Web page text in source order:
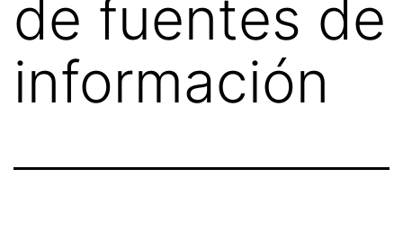
de fuentes de
información